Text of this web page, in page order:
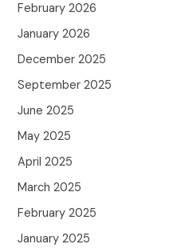
February 2026
January 2026
December 2025
September 2025
June 2025
May 2025
April 2025
March 2025
February 2025
January 2025